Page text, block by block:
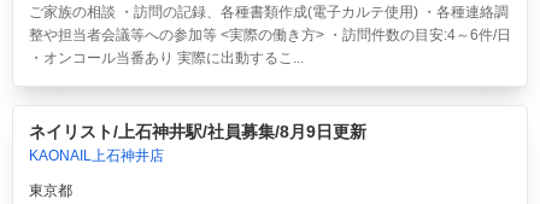
ご家族の相談 ・訪問の記録、各種書類作成(電子カルテ使用) ・各種連絡調
整や担当者会議等への参加等 <実際の働き方> ・訪問件数の目安:4～6件/日
・オンコール当番あり 実際に出動するこ...
ネイリスト/上石神井駅/社員募集/8月9日更新
KAONAIL上石神井店
東京都